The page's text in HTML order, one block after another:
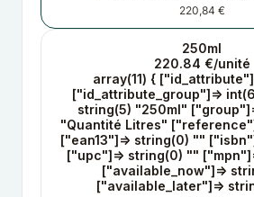
220,84 €
250ml
220.84 €/unité
array(11) {
["id_attribute_group"]=>
string(5) "250ml"
"Quantité Litres"
["ean13"]=> string(0) ""
["upc"]=> string(0) ""
["available_now"]=>
["available_later"]=>